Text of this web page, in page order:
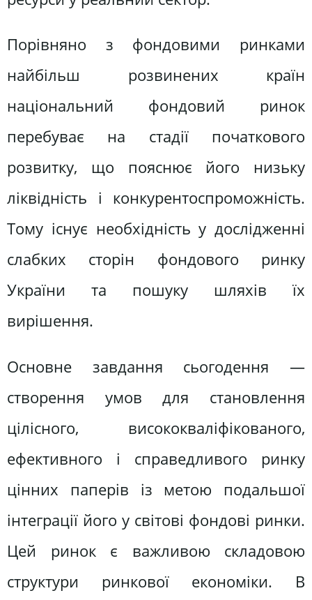
Порівняно з фондовими ринками
найбільш розвинених країн
національний фондовий ринок
перебуває на стадії початкового
розвитку, що пояснює його низьку
ліквідність і конкурентоспроможність.
Тому існує необхідність у дослідженні
слабких сторін фондового ринку
України та пошуку шляхів їх
вирішення.
Основне завдання сьогодення —
створення умов для становлення
цілісного, висококваліфікованого,
ефективного і справедливого ринку
цінних паперів із метою подальшої
інтеграції його у світові фондові ринки.
Цей ринок є важливою складовою
структури ринкової економіки. В